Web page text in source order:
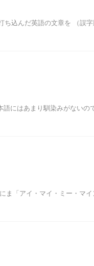
込んだ英語の文章を （誤
にはあまり馴染みがないの
ま「アイ・マイ・ミー・マ